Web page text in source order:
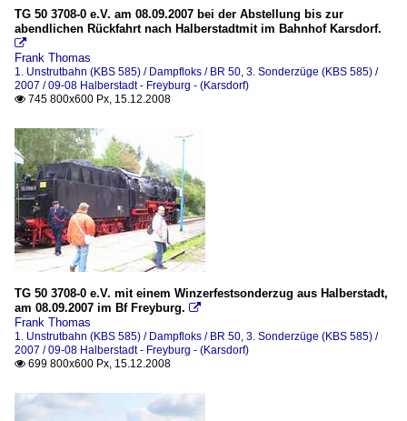
TG 50 3708-0 e.V. am 08.09.2007 bei der Abstellung bis zur
abendlichen Rückfahrt nach Halberstadtmit im Bahnhof Karsdorf.

Frank Thomas
1. Unstrutbahn (KBS 585) / Dampfloks / BR 50, 3. Sonderzüge (KBS 585) /
2007 / 09-08 Halberstadt - Freyburg - (Karsdorf)
 745 800x600 Px, 15.12.2008
TG 50 3708-0 e.V. mit einem Winzerfestsonderzug aus Halberstadt,
am 08.09.2007 im Bf Freyburg. 
Frank Thomas
1. Unstrutbahn (KBS 585) / Dampfloks / BR 50, 3. Sonderzüge (KBS 585) /
2007 / 09-08 Halberstadt - Freyburg - (Karsdorf)
 699 800x600 Px, 15.12.2008